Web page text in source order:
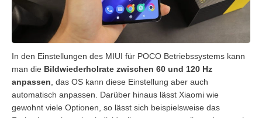
In den Einstellungen des MIUI für POCO Betriebssystems kann
man die Bildwiederholrate zwischen 60 und 120 Hz
anpassen, das OS kann diese Einstellung aber auch
automatisch anpassen. Darüber hinaus lässt Xiaomi wie
gewohnt viele Optionen, so lässt sich beispielsweise das